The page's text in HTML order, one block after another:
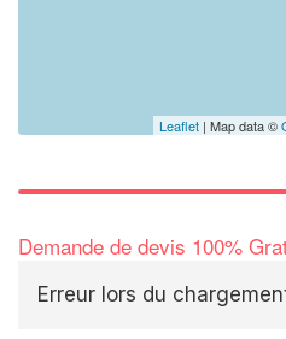
Leaflet | Map data ©
Demande de devis 100%
Erreur lors du